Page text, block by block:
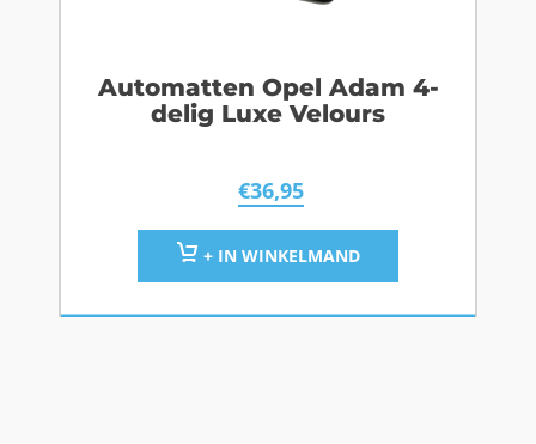
Automatten Opel Adam 4-
delig Luxe Velours
€36,95
+ IN WINKELMAND